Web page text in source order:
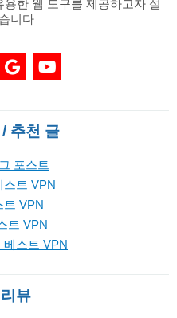
한 웹 도구를 제공하고자 설
니다
추천 글
포스트
스트 VPN
트 VPN
트 VPN
베스트 VPN
뷰